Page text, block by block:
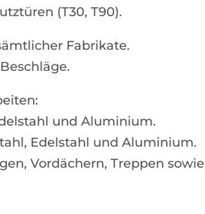
(T30, T90).
Fabrikate.
und Aluminium.
Edelstahl und Aluminium.
Vordächern, Treppen sowie